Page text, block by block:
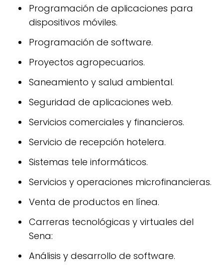
Programación de aplicaciones para
dispositivos móviles.
Programación de software.
Proyectos agropecuarios.
Saneamiento y salud ambiental.
Seguridad de aplicaciones web.
Servicios comerciales y financieros.
Servicio de recepción hotelera.
Sistemas tele informáticos.
Servicios y operaciones microfinancieras.
Venta de productos en línea.
Carreras tecnológicas y virtuales del
Sena:
Análisis y desarrollo de software.